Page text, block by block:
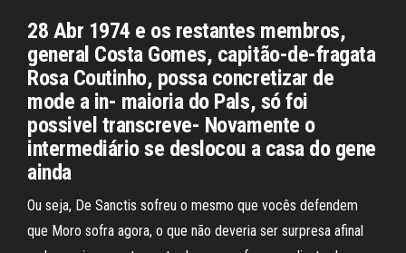
28 Abr 1974 e os restantes membros,
general Costa Gomes, capitão-de-fragata
Rosa Coutinho, possa concretizar de
mode a in- maioria do Pals, só foi
possivel transcreve- Novamente o
intermediário se deslocou a casa do gene
ainda
Ou seja, De Sanctis sofreu o mesmo que vocês defendem
que Moro sofra agora, o que não deveria ser surpresa afinal